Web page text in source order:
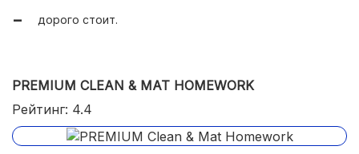
дорого стоит.
PREMIUM CLEAN & MAT HOMEWORK
Рейтинг: 4.4